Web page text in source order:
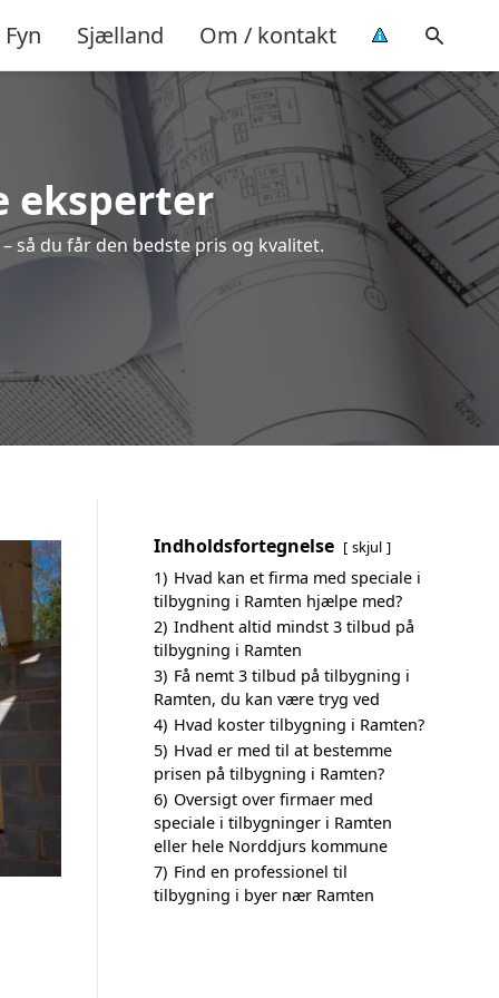
Fyn Sjælland Om / kontakt
eksperter
så du får den bedste pris og kvalitet.
Indholdsfortegnelse skjul
1) Hvad kan et firma med speciale i
tilbygning i Ramten hjælpe med?
2) Indhent altid mindst 3 tilbud på
tilbygning i Ramten
3) Få nemt 3 tilbud på tilbygning i
Ramten, du kan være tryg ved
4) Hvad koster tilbygning i Ramten?
5) Hvad er med til at bestemme
prisen på tilbygning i Ramten?
6) Oversigt over firmaer med
speciale i tilbygninger i Ramten
eller hele Norddjurs kommune
7) Find en professionel til
tilbygning i byer nær Ramten